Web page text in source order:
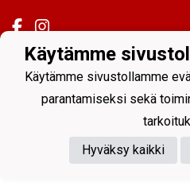
Powered by
Käytämme
Käytämme sivustollamme
parantamiseksi sekä
Hyväksy kaikki